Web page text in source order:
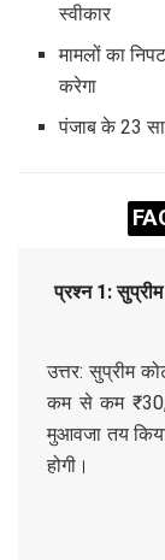
स्वीकार
मामलों का
करेगा
पंजाब के 23
प्रश्न 1:
उत्तर: सुप्रीम
कम से कम
मुआवजा तय
होगी।